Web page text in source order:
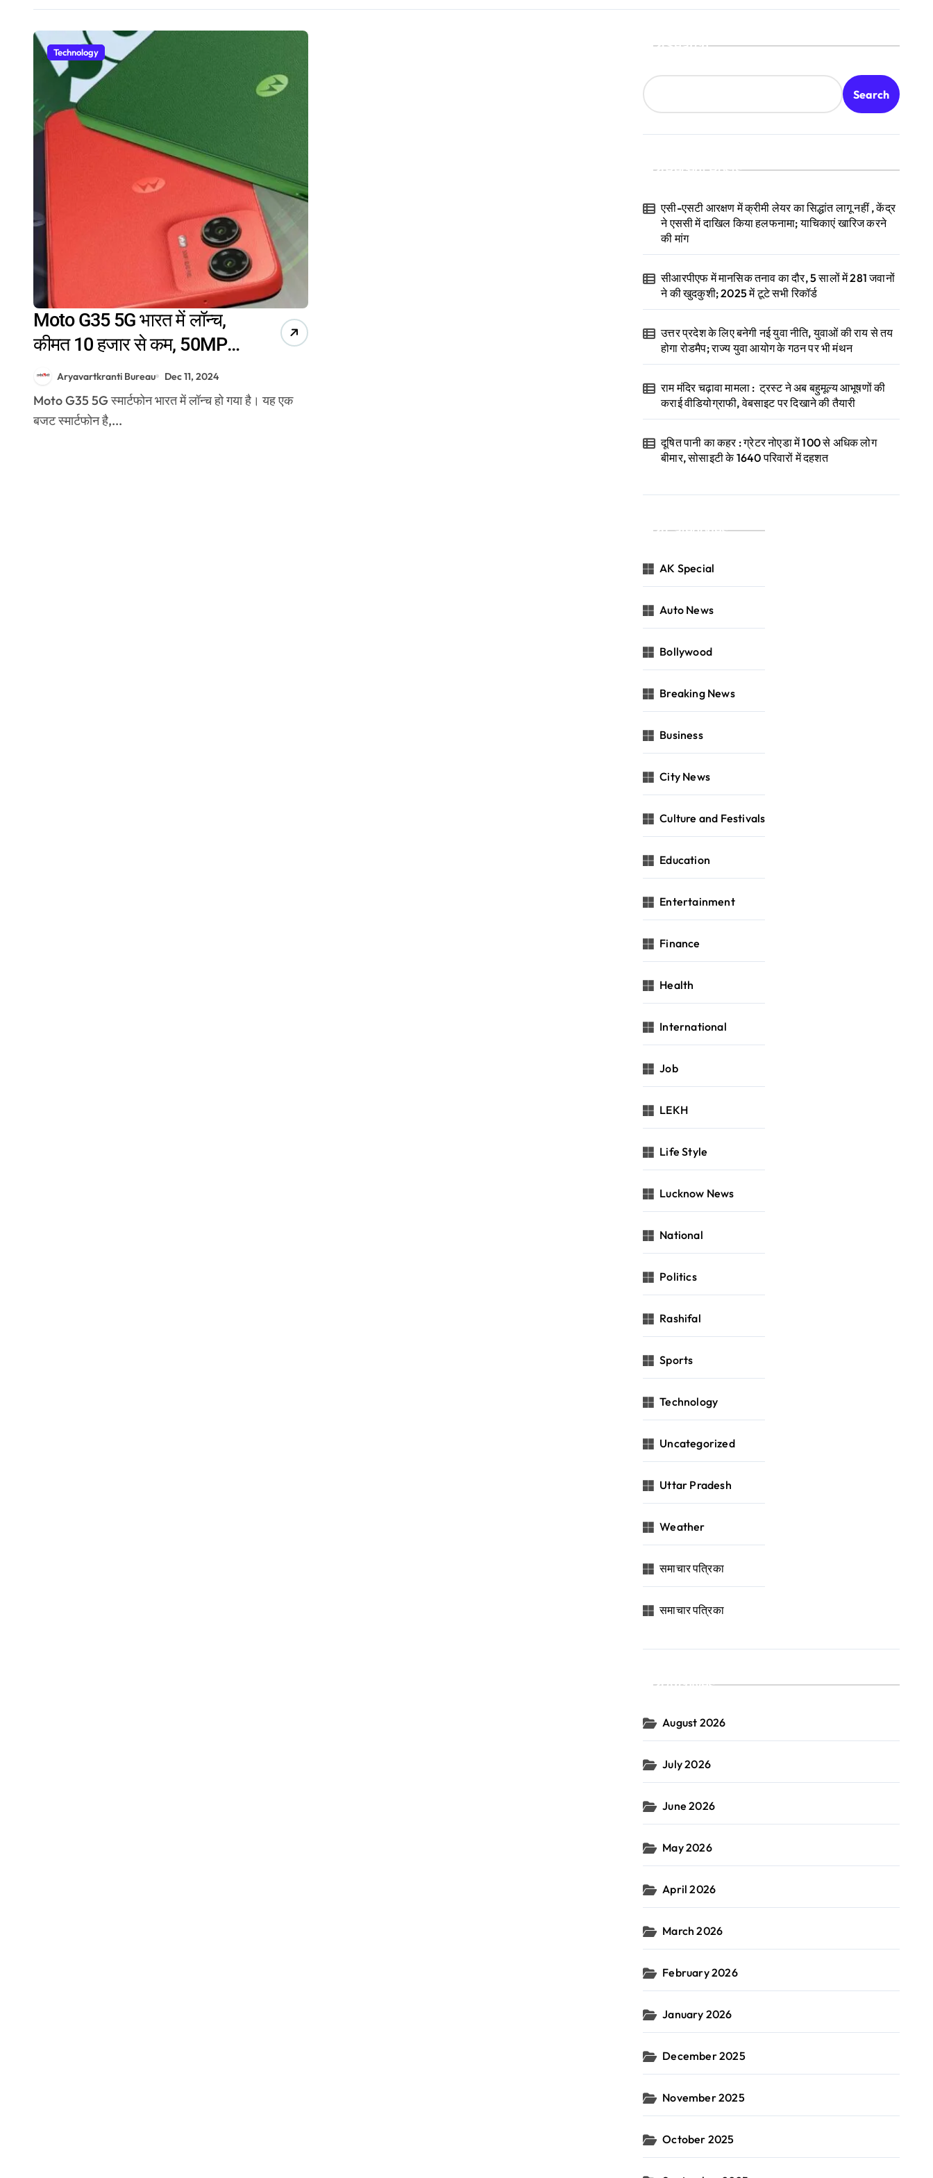
Technology
Moto G35 5G भारत में लॉन्च,
कीमत 10 हजार से कम, 50MP
क्वॉड पिक्सल कैमरा और
5000mAh बैटरी सपोर्ट
Aryavartkranti Bureau Dec 11, 2024
Moto G35 5G स्मार्टफोन भारत में लॉन्च हो गया है। यह एक
बजट स्मार्टफोन है,...
Search
Search
Recent Posts
एसी-एसटी आरक्षण में क्रीमी लेयर का सिद्धांत लागू नहीं , केंद्र
ने एससी में दाखिल किया हलफनामा; याचिकाएं खारिज करने
की मांग
सीआरपीएफ में मानसिक तनाव का दौर, 5 सालों में 281 जवानों
ने की खुदकुशी; 2025 में टूटे सभी रिकॉर्ड
उत्तर प्रदेश के लिए बनेगी नई युवा नीति, युवाओं की राय से तय
होगा रोडमैप; राज्य युवा आयोग के गठन पर भी मंथन
राम मंदिर चढ़ावा मामला : ट्रस्ट ने अब बहुमूल्य आभूषणों की
कराई वीडियोग्राफी, वेबसाइट पर दिखाने की तैयारी
दूषित पानी का कहर : ग्रेटर नोएडा में 100 से अधिक लोग
बीमार, सोसाइटी के 1640 परिवारों में दहशत
Categories
AK Special
Auto News
Bollywood
Breaking News
Business
City News
Culture and Festivals
Education
Entertainment
Finance
Health
International
Job
LEKH
Life Style
Lucknow News
National
Politics
Rashifal
Sports
Technology
Uncategorized
Uttar Pradesh
Weather
समाचार पत्रिका
समाचार पत्रिका
Archives
August 2026
July 2026
June 2026
May 2026
April 2026
March 2026
February 2026
January 2026
December 2025
November 2025
October 2025